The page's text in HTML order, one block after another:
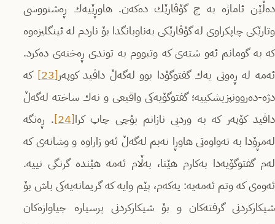
ده‌ڵێن ئاماژه‌ به‌ چ گۆڤارێك ده‌كه‌ن. هاوڕێیه‌ك ڕه‌شنووسی
وتارێكی چاپكراوی له‌ گۆڤارێكی به‌ناوبانگدا بۆ ناردم له‌ ئینگلیزه‌وه‌
كه‌ به‌ گومانم ئه‌و شته‌ی كه‌ وتبووم به‌ توندی ڕه‌خنه‌ی ده‌كرد.
ئه‌مه‌ له‌ ڕه‌وتی یه‌ك گفتوگۆدا بوو له‌گه‌ڵ داڤید كوپه‌ر[23]
كه‌
دژه‌-ده‌روونپزیشكییه‌؛ گفتوگۆیه‌كی واقیعی و نه‌ك ساخته‌ له‌گه‌ڵ
داڤید كۆپه‌ر كه‌ به‌ وردیی نازانم بۆچی چاپ كرا[24]
. ڕه‌نگه‌
له‌مڕۆدا به‌ ته‌واوه‌تی هاوڕا نه‌بم له‌گه‌ڵ ئه‌و زاراوه‌ و وشانه‌ی كه‌
له‌م گفتوگۆیه‌دا به‌كارم هێنا، به‌ڵام ئه‌مه‌ هێنده‌ گرنگی نییه‌.
ئه‌وه‌ی كه‌ وتم ئه‌مه‌یه‌:‌ یه‌كه‌م، پێم وایه‌ كه‌ گریمانه‌یه‌كی باش بۆ
شیكاركردنی گرفته‌كان و بۆ شیكاركردنی پرسیاره‌ جیاوازه‌كان